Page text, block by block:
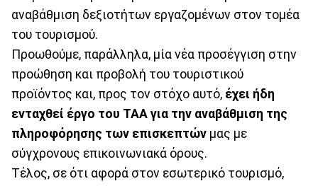
αναβάθμιση δεξιοτήτων εργαζομένων στον τομέα
του τουρισμού.
Προωθούμε, παράλληλα, μία νέα προσέγγιση στην
προώθηση και προβολή του τουριστικού
προϊόντος και, προς τον στόχο αυτό, έχει ήδη
ενταχθεί έργο του ΤΑΑ για την αναβάθμιση της
πληροφόρησης των επισκεπτών μας με
σύγχρονους επικοινωνιακά όρους.
Τέλος, σε ότι αφορά στον εσωτερικό τουρισμό,